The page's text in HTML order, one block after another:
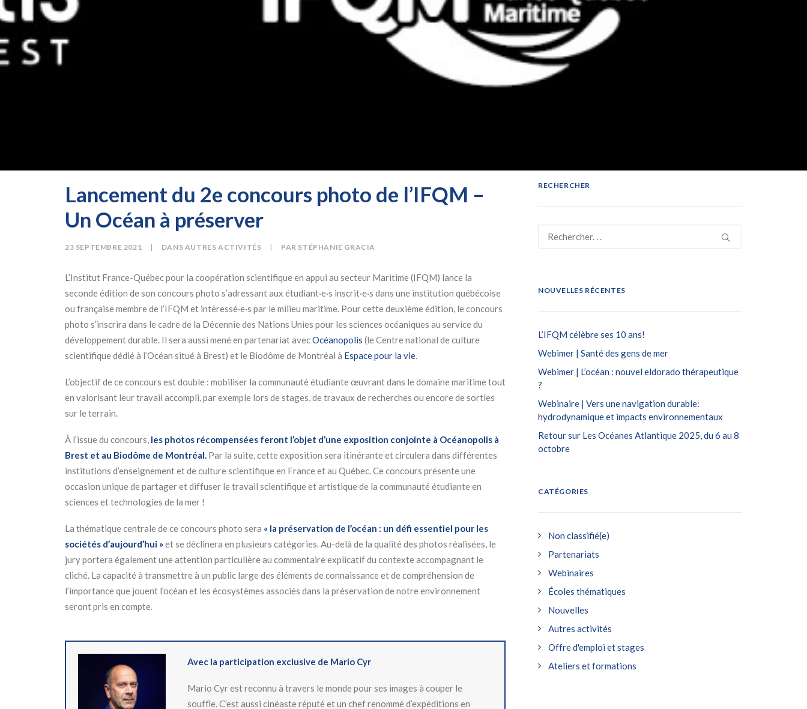
Lancement du 2e concours photo de l’IFQM –
Un Océan à préserver
23 SEPTEMBRE 2021 | DANS AUTRES ACTIVITÉS | PAR STÉPHANIE GRACIA
L’Institut France-Québec pour la coopération scientifique en appui au secteur Maritime (IFQM) lance la
seconde édition de son concours photo s’adressant aux étudiant·e·s inscrit·e·s dans une institution québécoise
ou française membre de l’IFQM et intéressé·e·s par le milieu maritime. Pour cette deuxième édition, le concours
photo s’inscrira dans le cadre de la Décennie des Nations Unies pour les sciences océaniques au service du
développement durable. Il sera aussi mené en partenariat avecOcéanopolis (le Centre national de culture
scientifique dédié à l’Océan situé à Brest) et le Biodôme de Montréal à Espace pour la vie.
L’objectif de ce concours est double : mobiliser la communauté étudiante œuvrant dans le domaine maritime tout
en valorisant leur travail accompli, par exemple lors de stages, de travaux de recherches ou encore de sorties
sur le terrain.
À l’issue du concours, les photos récompensées feront l’objet d’une exposition conjointe à Océanopolis à
Brest et au Biodôme de Montréal. Par la suite, cette exposition sera itinérante et circulera dans différentes
institutions d’enseignement et de culture scientifique en France et au Québec. Ce concours présente une
occasion unique de partager et diffuser le travail scientifique et artistique de la communauté étudiante en
sciences et technologies de la mer !
La thématique centrale de ce concours photo sera « la préservation de l’océan : un défi essentiel pour les
sociétés d’aujourd’hui »et se déclinera en plusieurs catégories. Au-delà de la qualité des photos réalisées, le
jury portera également une attention particulière au commentaire explicatif du contexte accompagnant le
cliché. La capacité à transmettre à un public large des éléments de connaissance et de compréhension de
l’importance que jouent l’océan et les écosystèmes associés dans la préservation de notre environnement
seront pris en compte.
Avec la participation exclusive de Mario Cyr
Mario Cyr est reconnu à travers le monde pour ses images à couper le
souffle. C’est aussi cinéaste réputé et un chef renommé d’expéditions en
RECHERCHER
NOUVELLES RÉCENTES
L’IFQM célèbre ses 10 ans!
Webimer | Santé des gens de mer
Webimer | L’océan : nouvel eldorado thérapeutique
?
Webinaire | Vers une navigation durable:
hydrodynamique et impacts environnementaux
Retour sur Les Océanes Atlantique 2025, du 6 au 8
octobre
CATÉGORIES
Non classifié(e)
Partenariats
Webinaires
Écoles thématiques
Nouvelles
Autres activités
Offre d'emploi et stages
Ateliers et formations